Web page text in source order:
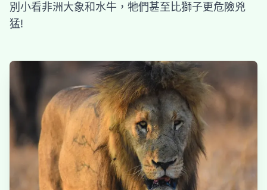
別小看非洲大象和水牛，牠們甚至比獅子更危險兇
猛!